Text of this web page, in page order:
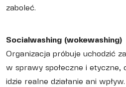
zaboleć.
Socialwashing (wokewashing)
Organizacja próbuje uchodzić
w sprawy społeczne i etyczne,
idzie realne działanie ani